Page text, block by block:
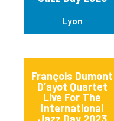
Lyon
François Dumont
D’ayot Quartet
Live For The
International